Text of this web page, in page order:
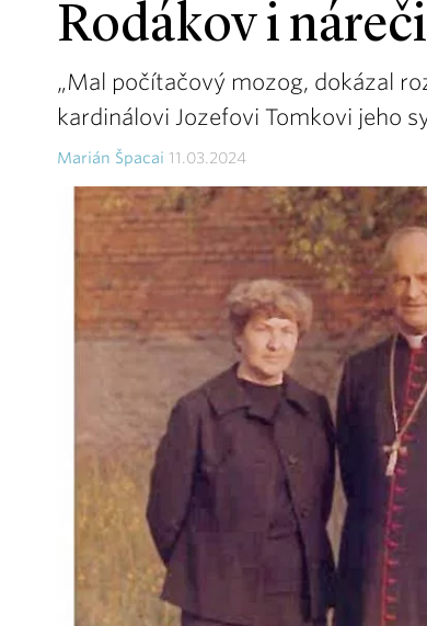
Rodákov i
„Mal počítačový mozog, dokázal
kardinálovi Jozefovi Tomkovi jeho
Marián Špacai 11.03.2024